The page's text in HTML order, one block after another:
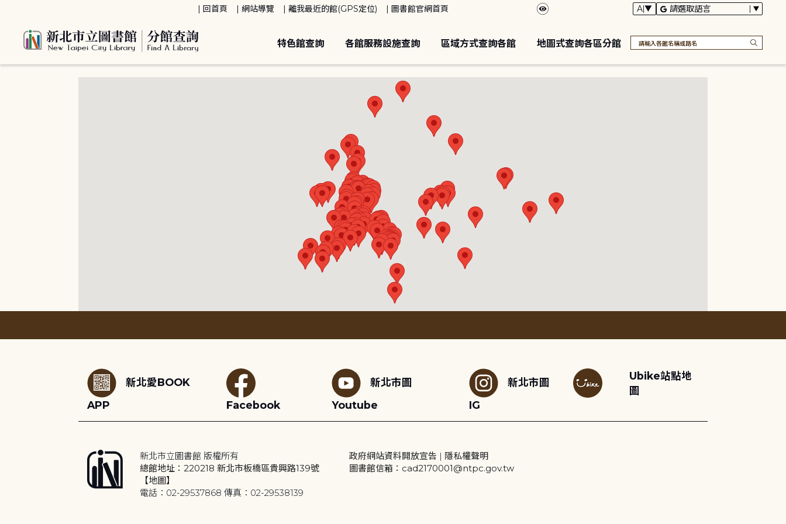
回首頁 網站導覽 離我最近的館(GPS定位) 圖書館官網首頁
特色館查詢 各館服務設施查詢 區域方式查詢各館 地圖式查詢各區分館
新北愛BOOK
APP
Facebook
新北市圖
Youtube
新北市圖
IG
Ubike站點地
圖
新北市立圖書館 版權所有
總館地址：220218 新北市板橋區貴興路139號
【地圖】
電話：02-29537868 傳真：02-29538139
政府網站資料開放宣告 | 隱私權聲明
圖書館信箱：cad2170001@ntpc.gov.tw